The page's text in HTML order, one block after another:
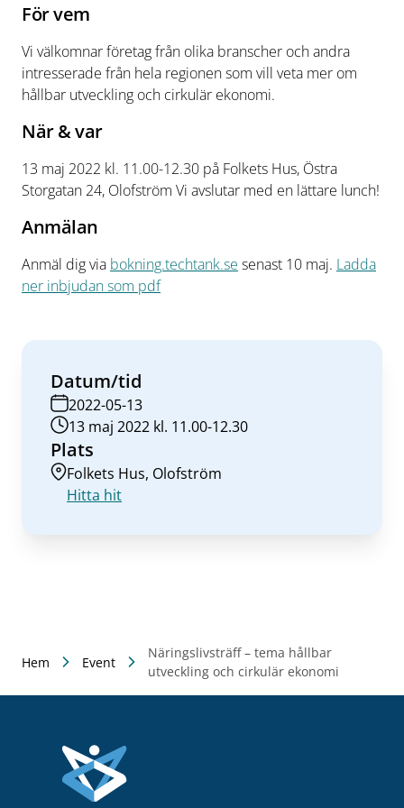
För vem
Vi välkomnar företag från olika branscher och andra
intresserade från hela regionen som vill veta mer om
hållbar utveckling och cirkulär ekonomi.
När & var
13 maj 2022 kl. 11.00-12.30 på Folkets Hus, Östra
Storgatan 24, Olofström Vi avslutar med en lättare lunch!
Anmälan
Anmäl dig via bokning.techtank.se senast 10 maj. Ladda
ner inbjudan som pdf
Datum/tid
2022-05-13
13 maj 2022 kl. 11.00-12.30
Plats
Folkets Hus, Olofström
Hitta hit
Hem Event
Näringslivsträff – tema hållbar
utveckling och cirkulär ekonomi